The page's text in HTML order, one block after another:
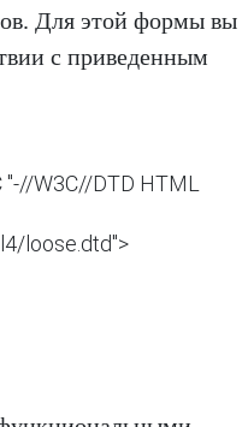
Для этой формы вы
с приведенным
"-//W3C//DTD HTML
loose.dtd">